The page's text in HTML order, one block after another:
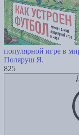
популярной игре в
Поляруш Я.
825